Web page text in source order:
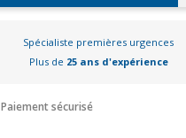
Spécialiste premières urgences
Plus de 25 ans d'expérience
Paiement sécurisé